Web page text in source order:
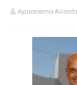
Apuarema